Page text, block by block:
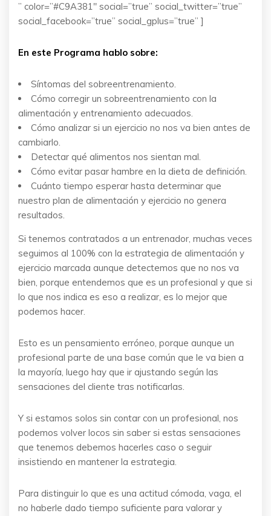
” color=”#C9A381″ social=”true” social_twitter=”true”
social_facebook=”true” social_gplus=”true” ]
En este Programa hablo sobre:
Síntomas del sobreentrenamiento.
Cómo corregir un sobreentrenamiento con la
alimentación y entrenamiento adecuados.
Cómo analizar si un ejercicio no nos va bien antes de
cambiarlo.
Detectar qué alimentos nos sientan mal.
Cómo evitar pasar hambre en la dieta de definición.
Cuánto tiempo esperar hasta determinar que
nuestro plan de alimentación y ejercicio no genera
resultados.
Si tenemos contratados a un entrenador, muchas veces
seguimos al 100% con la estrategia de alimentación y
ejercicio marcada aunque detectemos que no nos va
bien, porque entendemos que es un profesional y que si
lo que nos indica es eso a realizar, es lo mejor que
podemos hacer.
Esto es un pensamiento erróneo, porque aunque un
profesional parte de una base común que le va bien a
la mayoría, luego hay que ir ajustando según las
sensaciones del cliente tras notificarlas.
Y si estamos solos sin contar con un profesional, nos
podemos volver locos sin saber si estas sensaciones
que tenemos debemos hacerles caso o seguir
insistiendo en mantener la estrategia.
Para distinguir lo que es una actitud cómoda, vaga, el
no haberle dado tiempo suficiente para valorar y